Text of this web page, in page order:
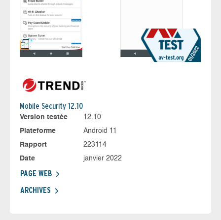
Mobile Security 12.10
Version testée
12.10
Plateforme
Android 11
Rapport
223114
Date
janvier 2022
PAGE WEB
ARCHIVES